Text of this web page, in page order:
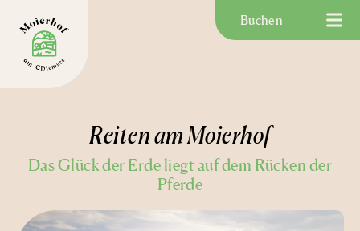
Buchen
Reiten am Moierhof
Das Glück der Erde liegt auf dem Rücken der
Pferde